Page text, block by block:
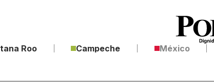
Roo Campeche México